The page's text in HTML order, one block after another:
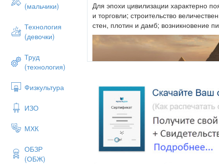
(мальчики)
Технология
(девочки)
Труд
(технология)
Физкультура
ИЗО
МХК
ОБЗР
(ОБЖ)
Для эпохи цивилизации характерно
и торговли; строительство
стен, плотин и дамб; возникновение